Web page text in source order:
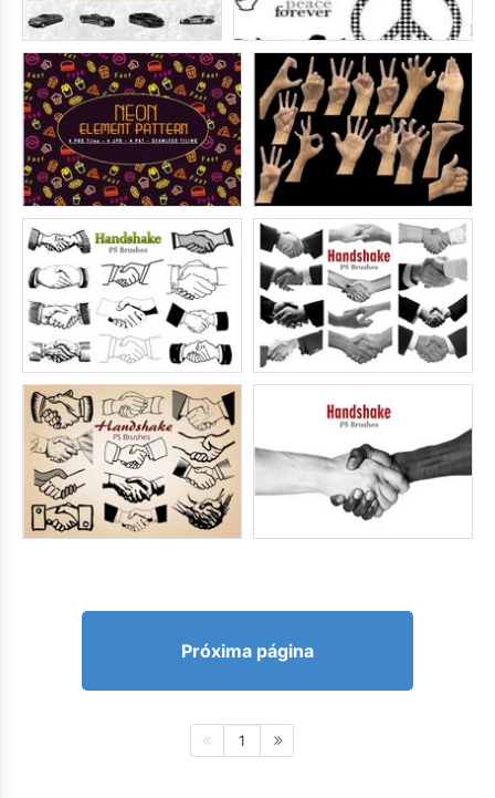
Próxima página
1